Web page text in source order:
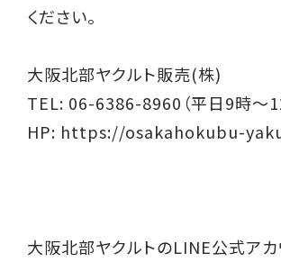
ください。
大阪北部ヤクルト販売(株)
TEL: 06-6386-8960（平日9時～
HP: https://osakahokubu-
大阪北部ヤクルトのLINE公式アカ